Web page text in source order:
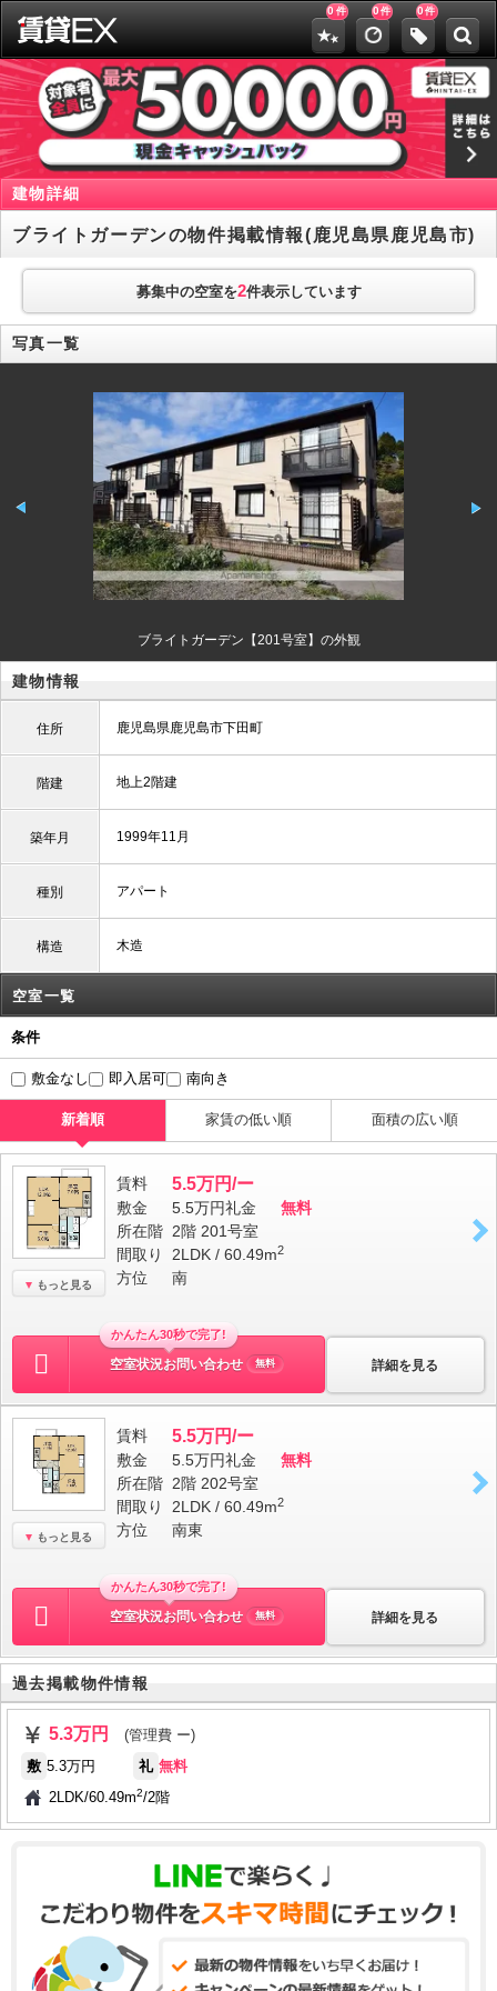
0 件 0件 0件
建物詳細
ブライトガーデンの物件掲載情報(鹿児島県鹿児島市)
募集中の空室を2件表示しています
写真一覧
ブライトガーデン【201号室】の外観
建物情報
住所 鹿児島県鹿児島市下田町
階建 地上2階建
築年月 1999年11月
種別 アパート
構造 木造
空室一覧
条件
敷金なし 即入居可 南向き
新着順 家賃の低い順 面積の広い順
もっと見る
賃料 5.5万円/ー
敷金 5.5万円礼金
無料
所在階 2階 201号室
間取り
2LDK / 60.49m2
方位 南
詳細を見る
かんたん30秒で完了!
空室状況お問い合わせ 無料
もっと見る
賃料 5.5万円/ー
敷金 5.5万円礼金
無料
所在階 2階 202号室
間取り
2LDK / 60.49m2
方位 南東
詳細を見る
かんたん30秒で完了!
空室状況お問い合わせ 無料
過去掲載物件情報
5.3万円
(管理費 ー)
敷 5.3万円 礼 無料
2LDK/60.49m2/2階